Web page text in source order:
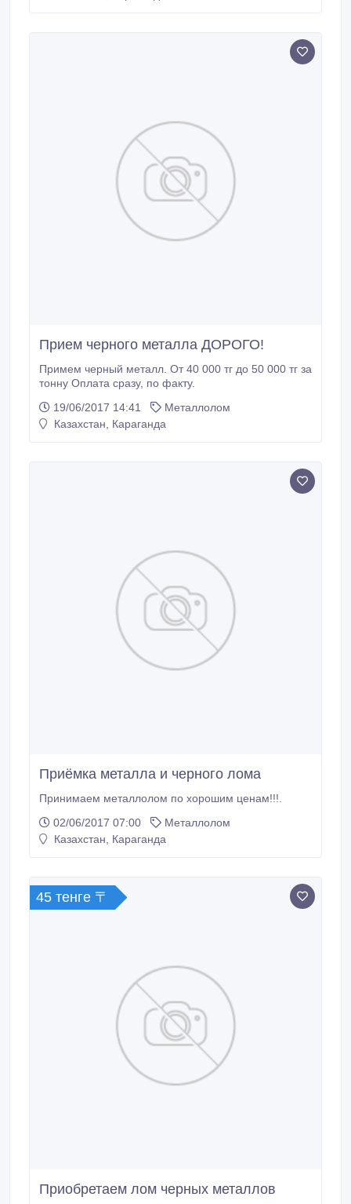
Прием черного металла ДОРОГО!
Примем черный металл. От 40 000 тг до 50 000 тг за
тонну Оплата сразу, по факту.
19/06/2017 14:41
Металлолом
Казахстан, Караганда
Приёмка металла и черного лома
Принимаем металлолом по хорошим ценам!!!.
02/06/2017 07:00
Металлолом
Казахстан, Караганда
45 тенге 〒
Приобретаем лом черных металлов